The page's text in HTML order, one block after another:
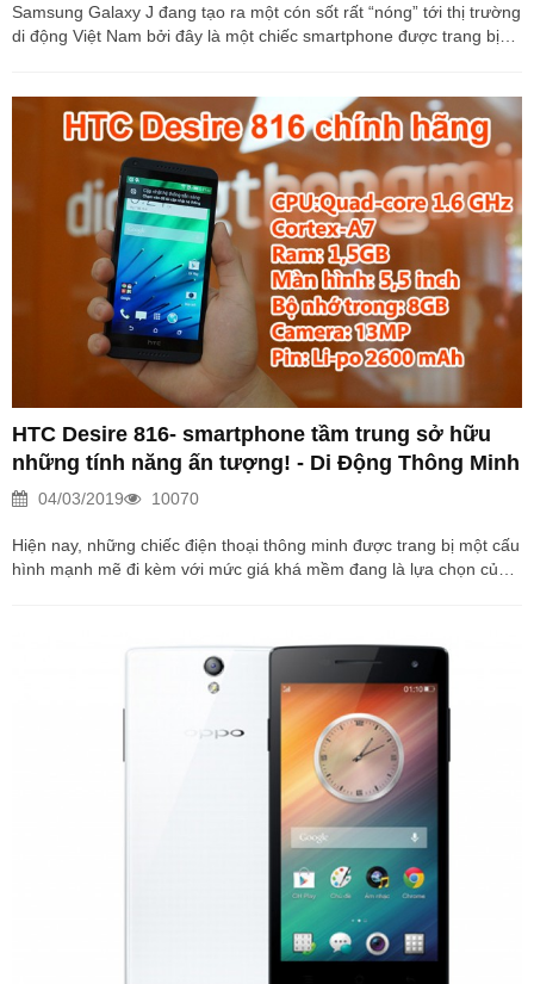
Samsung Galaxy J đang tạo ra một cón sốt rất “nóng” tới thị trường
di động Việt Nam bởi đây là một chiếc smartphone được trang bị
lựa chọn. Ngoài ra Galaxy J còn sở hữu camera lên tới 13MP- một
con số khá ấn tượng hiện nay. Và để rõ hơn “tài” chụp ảnh của sản
phẩm này,hôm nay mình sẽ đánh giá khả năng chụp ảnh của
SAMSUNG GALAXY J...
HTC Desire 816- smartphone tầm trung sở hữu
những tính năng ấn tượng! - Di Động Thông Minh
04/03/2019 10070
Hiện nay, những chiếc điện thoại thông minh được trang bị một cấu
hình mạnh mẽ đi kèm với mức giá khá mềm đang là lựa chọn của
mạnh, bên cạnh những tính năng vô cùng độc đáo với mức giá rất
tốt Và HTC Desire 816 được đánh giá khá cao trong phân khúc giá
tầm trung hiện nay- khi sản phẩm nay được trang bị màn hình 5,5
inches cùng bộ...